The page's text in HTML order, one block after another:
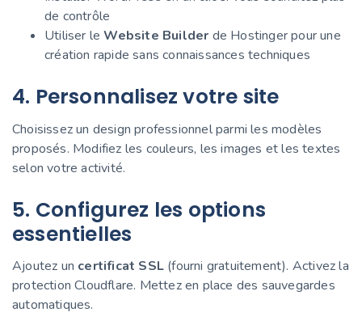
de contrôle
Utiliser leWebsite Builder de Hostinger pour une
création rapide sans connaissances techniques
4. Personnalisez votre site
Choisissez un design professionnel parmi les modèles
proposés. Modifiez les couleurs, les images et les textes
selon votre activité.
5. Configurez les options
essentielles
Ajoutez un certificat SSL (fourni gratuitement). Activez la
protection Cloudflare. Mettez en place des sauvegardes
automatiques.